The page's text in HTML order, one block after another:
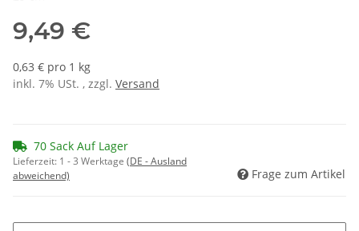
9,49 €
0,63 € pro 1 kg
inkl. 7% USt. , zzgl. Versand
70 Sack Auf Lager
Lieferzeit: 1 - 3 Werktage (DE - Ausland
abweichend)
Frage zum Artikel